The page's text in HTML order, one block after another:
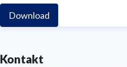
Download
Kontakt